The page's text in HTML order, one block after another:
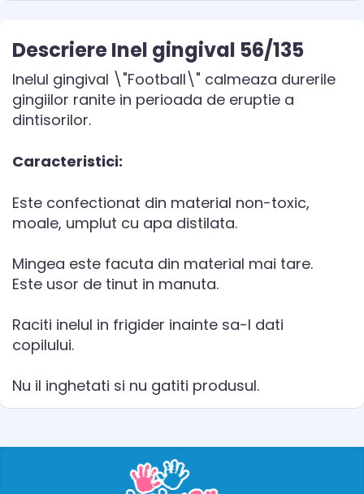
Descriere Inel gingival 56/135
Inelul gingival \"Football\" calmeaza durerile
gingiilor ranite in perioada de eruptie a
dintisorilor.
Caracteristici:
Este confectionat din material non-toxic,
moale, umplut cu apa distilata.
Mingea este facuta din material mai tare.
Este usor de tinut in manuta.
Raciti inelul in frigider inainte sa-l dati
copilului.
Nu il inghetati si nu gatiti produsul.